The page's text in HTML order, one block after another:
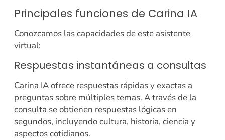
Principales funciones de Carina IA
Conozcamos las capacidades de este asistente
virtual:
Respuestas instantáneas a consultas
Carina IA ofrece respuestas rápidas y exactas a
preguntas sobre múltiples temas. A través de la
consulta se obtienen respuestas lógicas en
segundos, incluyendo cultura, historia, ciencia y
aspectos cotidianos.